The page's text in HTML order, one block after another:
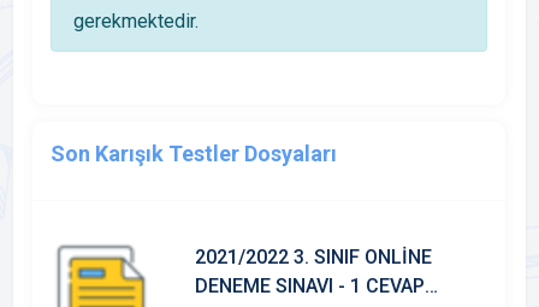
gerekmektedir.
Son Karışık Testler Dosyaları
2021/2022 3. SINIF ONLİNE
DENEME SINAVI - 1 CEVAP